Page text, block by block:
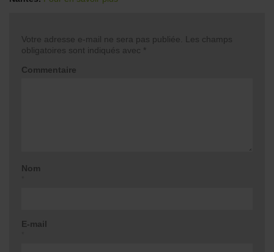
Votre adresse e-mail ne sera pas publiée.
Les champs
obligatoires sont indiqués avec *
Commentaire
Nom
E-mail